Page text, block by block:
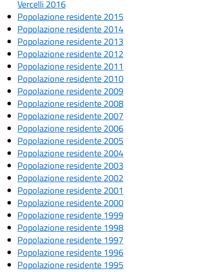
Vercelli 2016
Popolazione residente 2015
Popolazione residente 2014
Popolazione residente 2013
Popolazione residente 2012
Popolazione residente 2011
Popolazione residente 2010
Popolazione residente 2009
Popolazione residente 2008
Popolazione residente 2007
Popolazione residente 2006
Popolazione residente 2005
Popolazione residente 2004
Popolazione residente 2003
Popolazione residente 2002
Popolazione residente 2001
Popolazione residente 2000
Popolazione residente 1999
Popolazione residente 1998
Popolazione residente 1997
Popolazione residente 1996
Popolazione residente 1995